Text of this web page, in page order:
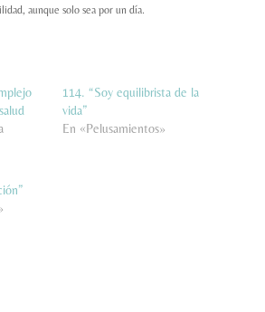
aunque solo sea por un día.
114. “Soy equilibrista de la
vida”
En «Pelusamientos»